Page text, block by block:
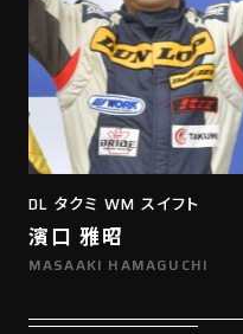
DL タクミ WM スイフト
濱口 雅昭
MASAAKI HAMAGUCHI